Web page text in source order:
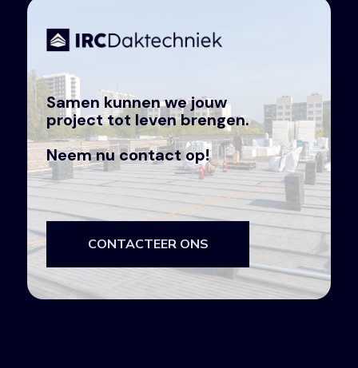
Samen kunnen we jouw
project tot leven brengen.
Neem nu contact op!
CONTACTEER ONS